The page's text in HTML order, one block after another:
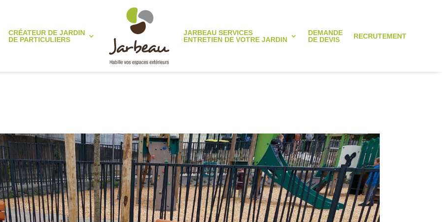
CRÉATEUR DE JARDIN
DE PARTICULIERS
JARBEAU SERVICES
ENTRETIEN DE VOTRE JARDIN
DEMANDE
DE DEVIS
RECRUTEMENT